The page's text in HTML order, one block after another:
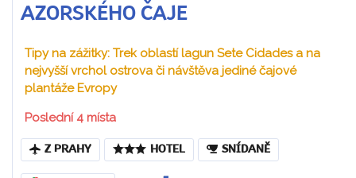
AZORSKÉHO ČAJE
Tipy na zážitky: Trek oblastí lagun Sete Cidades a na
nejvyšší vrchol ostrova či návštěva jediné čajové
plantáže Evropy
Poslední 4 místa
Z PRAHY HOTEL SNÍDANĚ